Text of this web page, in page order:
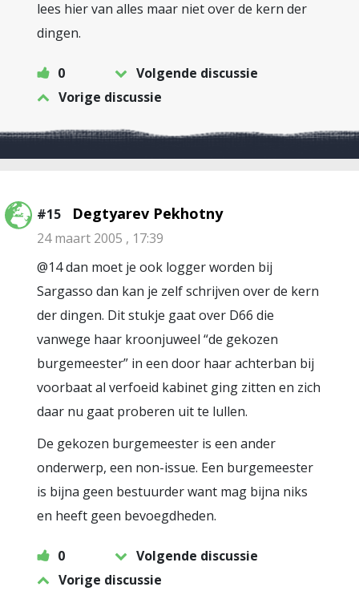
lees hier van alles maar niet over de kern der
dingen.
0
Volgende discussie
Vorige discussie
#15 Degtyarev Pekhotny
24 maart 2005 , 17:39
@14 dan moet je ook logger worden bij
Sargasso dan kan je zelf schrijven over de kern
der dingen. Dit stukje gaat over D66 die
vanwege haar kroonjuweel “de gekozen
burgemeester” in een door haar achterban bij
voorbaat al verfoeid kabinet ging zitten en zich
daar nu gaat proberen uit te lullen.
De gekozen burgemeester is een ander
onderwerp, een non-issue. Een burgemeester
is bijna geen bestuurder want mag bijna niks
en heeft geen bevoegdheden.
0
Volgende discussie
Vorige discussie